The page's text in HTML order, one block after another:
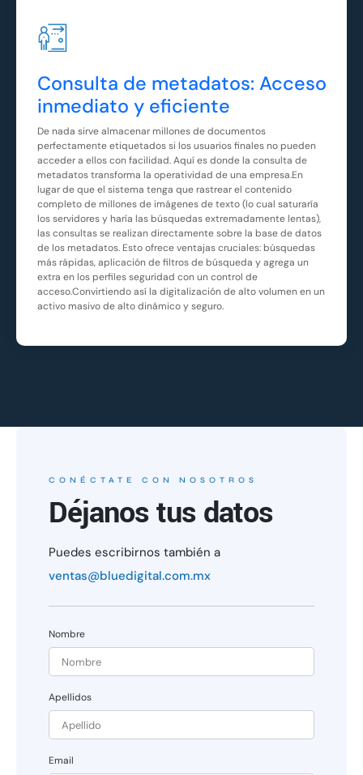
Consulta de metadatos: Acceso
inmediato y eficiente
De nada sirve almacenar millones de documentos
perfectamente etiquetados si los usuarios finales no pueden
acceder a ellos con facilidad. Aquí es donde la consulta de
metadatos transforma la operatividad de una empresa.En
lugar de que el sistema tenga que rastrear el contenido
completo de millones de imágenes de texto (lo cual saturaría
los servidores y haría las búsquedas extremadamente lentas),
las consultas se realizan directamente sobre la base de datos
de los metadatos. Esto ofrece ventajas cruciales: búsquedas
más rápidas, aplicación de filtros de búsqueda y agrega un
extra en los perfiles seguridad con un control de
acceso.Convirtiendo así la digitalización de alto volumen en un
activo masivo de alto dinámico y seguro.
CONÉCTATE CON NOSOTROS
Déjanos tus datos
Puedes escribirnos también a
ventas@bluedigital.com.mx
Nombre
Apellidos
Email